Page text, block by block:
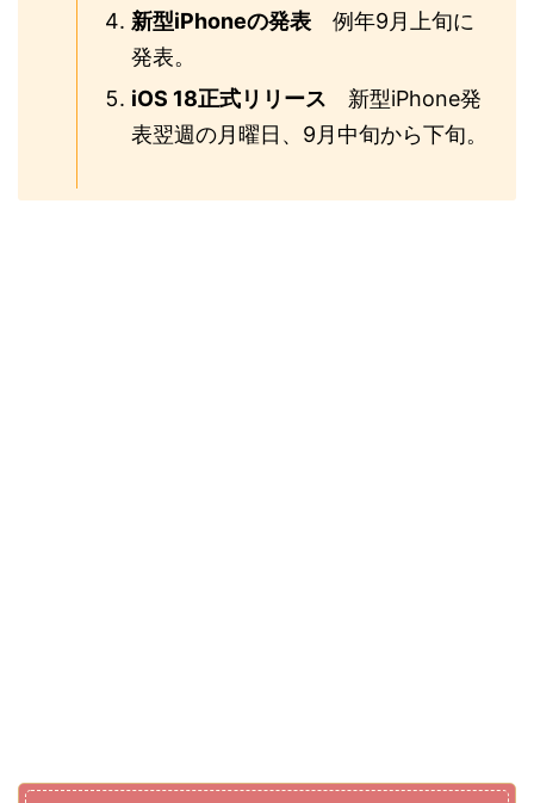
新型iPhoneの発表 例年9月上旬に
発表。
iOS 18正式リリース 新型iPhone発
表翌週の月曜日、9月中旬から下旬。